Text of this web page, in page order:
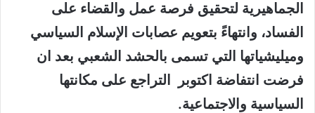
الجماهيرية لتحقيق فرصة عمل والقضاء على
الفساد، وانتهاءً بتعويم عصابات الإسلام السياسي
وميليشياتها التي تسمى بالحشد الشعبي بعد ان
فرضت انتفاضة اكتوبر التراجع على مكانتها
السياسية والاجتماعية.